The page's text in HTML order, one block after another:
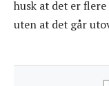
husk at det er
uten at det går